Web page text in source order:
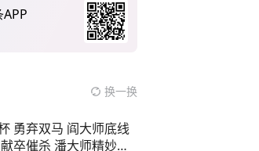
换一换
底线